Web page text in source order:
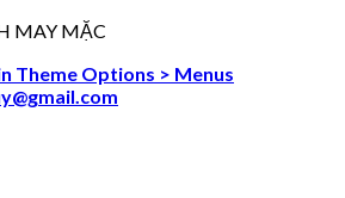
MAY MẶC
Theme Options > Menus